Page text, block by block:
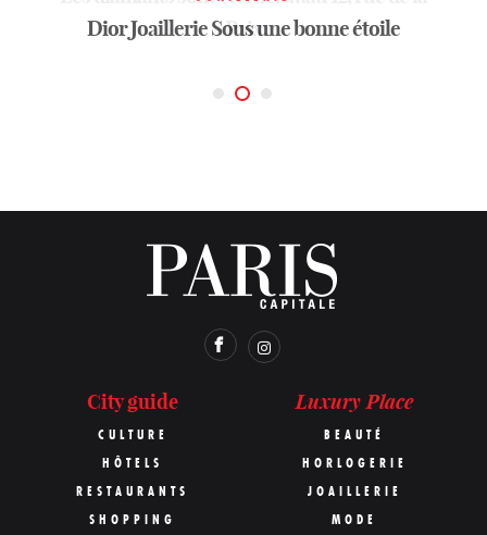
Paix
Dior JoaillerieSous une bonne étoile
parisienne
City guide
CULTURE
HÔTELS
RESTAURANTS
SHOPPING
Luxury Place
BEAUTÉ
HORLOGERIE
JOAILLERIE
MODE